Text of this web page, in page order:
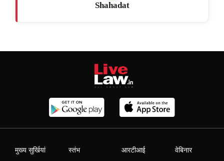
Shahadat
मुख्य सुर्खियां स्तंभ आरटीआई वेबिनार